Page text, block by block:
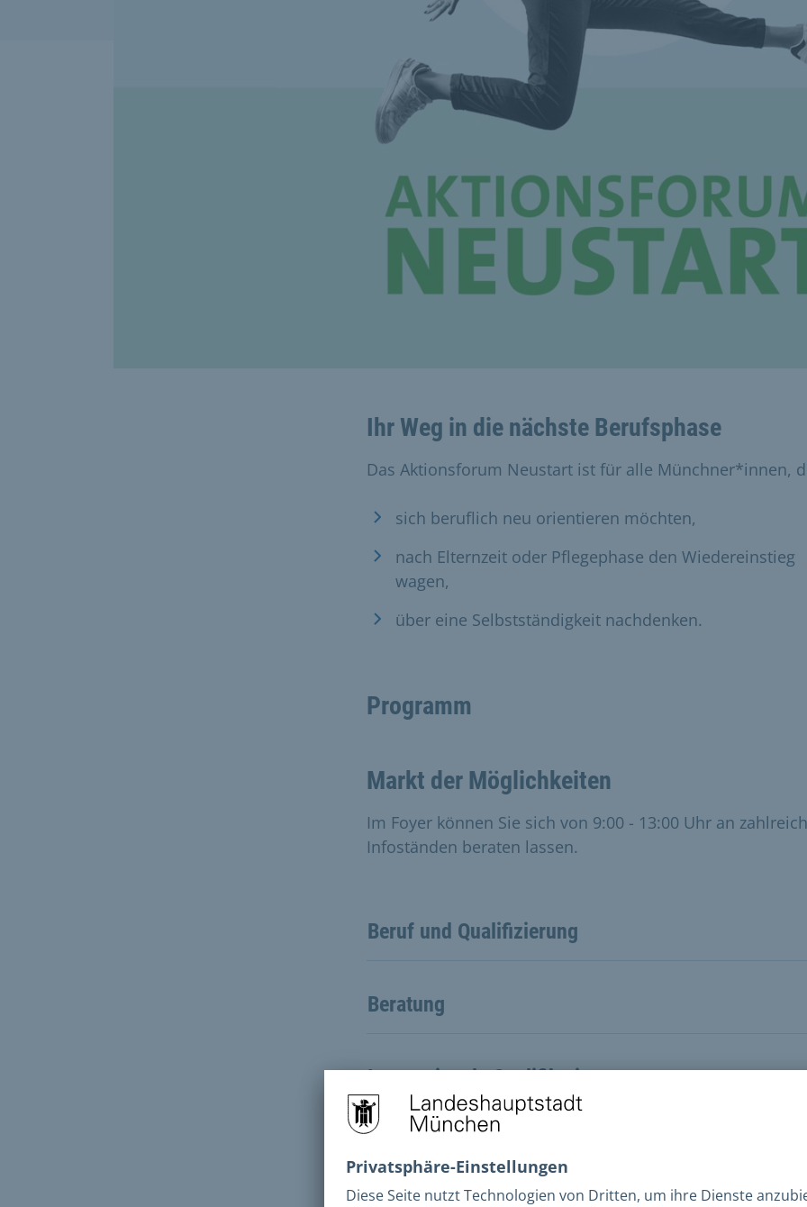
Ihr Weg in die nächste Berufsphase
Das Aktionsforum Neustart ist für alle Münchner*innen,
sich beruflich neu orientieren möchten,
nach Elternzeit oder Pflegephase den Wiedereinstieg
wagen,
über eine Selbstständigkeit nachdenken.
Programm
Markt der Möglichkeiten
Im Foyer können Sie sich von 9:00 - 13:00 Uhr an
Infoständen beraten lassen.
Beruf und Qualifizierung
Beratung
Internationale Qualifikationen